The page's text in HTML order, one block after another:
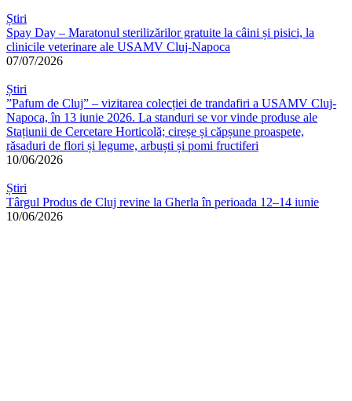
Știri
Spay Day – Maratonul sterilizărilor gratuite la câini și pisici, la
clinicile veterinare ale USAMV Cluj-Napoca
07/07/2026
Știri
”Pafum de Cluj” – vizitarea colecției de trandafiri a USAMV Cluj-
Napoca, în 13 iunie 2026. La standuri se vor vinde produse ale
Stațiunii de Cercetare Horticolă; cireșe și căpșune proaspete,
răsaduri de flori și legume, arbuști și pomi fructiferi
10/06/2026
Știri
Târgul Produs de Cluj revine la Gherla în perioada 12–14 iunie
10/06/2026